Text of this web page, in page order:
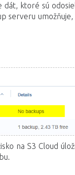
ktoré sú
serveru
na S3 Cloud